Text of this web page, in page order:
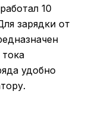
10
зарядки от
удобно